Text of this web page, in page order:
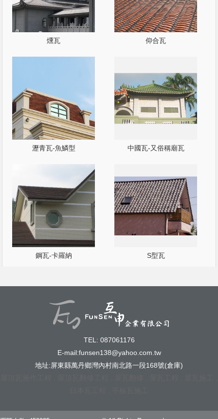
燻瓦 仰合瓦
瀝青瓦-魚鱗型 中國瓦-又俗稱廟瓦
鋼瓦-卡羅納 S型瓦
TEL: 087061176
E-mail:funsen138@yahoo.com.tw
地址:屏東縣萬丹鄉灣內村南北路一段168號(倉庫)